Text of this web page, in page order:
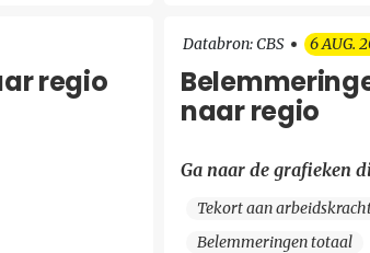
regio
Databron: CBS 6 AUG.
naar regio
Ga naar de grafieken
Tekort aan
Belemmeringen totaal